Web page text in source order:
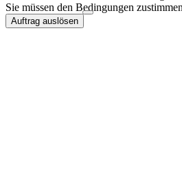
Sie müssen den Bedingungen
Auftrag auslösen